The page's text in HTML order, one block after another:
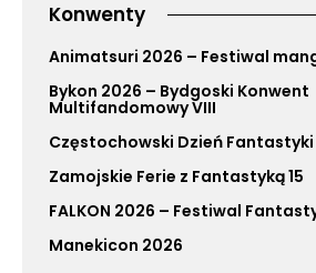
Konwenty
Animatsuri 2026 – Festiwal
Bykon 2026 – Bydgoski Konwent
Multifandomowy VIII
Częstochowski Dzień Fantastyki
Zamojskie Ferie z Fantastyką 15
FALKON 2026 – Festiwal
Manekicon 2026